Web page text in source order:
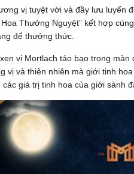
vị tuyệt vời và đầy lưu luyến
Hoa Thưởng Nguyệt” kết hợp
để thưởng thức.
vị Mortlach táo bạo trong
vị và thiên nhiên mà giới tinh
giá trị tinh hoa của giới sành